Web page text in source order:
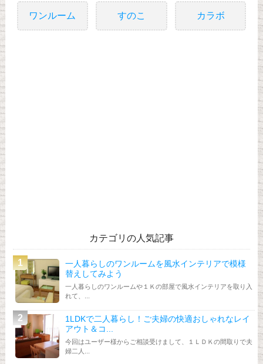
ワンルーム すのこ カラボ
カテゴリの人気記事
一人暮らしのワンルームを風水インテリアで模様
替えしてみよう
一人暮らしのワンルームや１Ｋの部屋で風水インテリアを取り入
れて、...
1LDKで二人暮らし！ご夫婦の快適おしゃれなレイ
アウト＆コ...
今回はユーザー様からご相談受けまして、１ＬＤＫの間取りで夫
婦二人...